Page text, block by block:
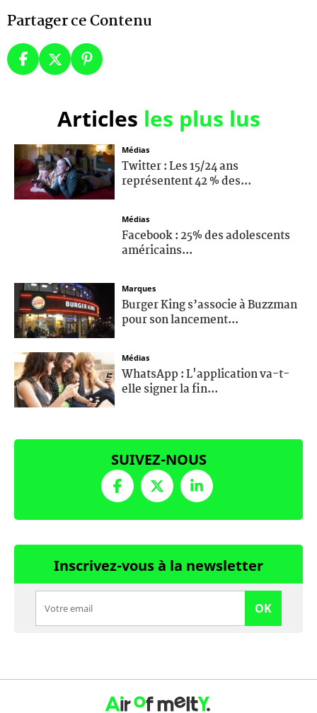
Partager ce Contenu
Articles les plus lus
Médias
Twitter : Les 15/24 ans
représentent 42 % des...
Médias
Facebook : 25% des adolescents
américains...
Marques
Burger King s’associe à Buzzman
pour son lancement...
Médias
WhatsApp : L'application va-t-
elle signer la fin...
SUIVEZ-NOUS
Inscrivez-vous à la newsletter
OK